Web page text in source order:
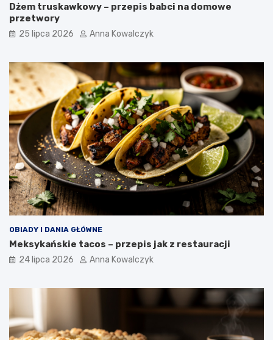
Dżem truskawkowy – przepis babci na domowe
przetwory
25 lipca 2026 Anna Kowalczyk
OBIADY I DANIA GŁÓWNE
Meksykańskie tacos – przepis jak z restauracji
24 lipca 2026 Anna Kowalczyk